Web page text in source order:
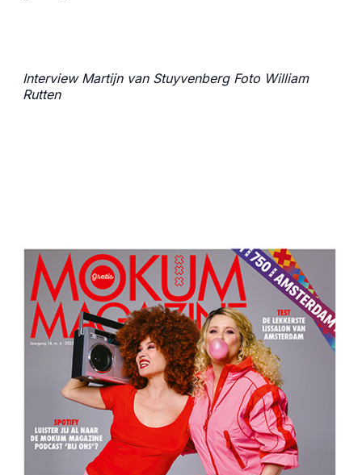
Interview Martijn van Stuyvenberg Foto William
Rutten